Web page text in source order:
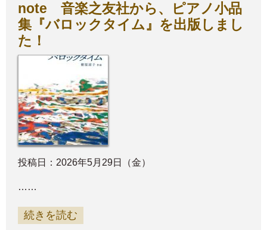
note 音楽之友社から、ピアノ小品
集『バロックタイム』を出版しまし
た！
投稿日：2026年5月29日（金）
……
続きを読む